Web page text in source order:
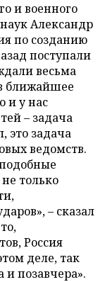
и военного
Александр
по созданию
поступали
весьма
ближайшее
и у нас
– задача
это задача
ведомств.
только
– сказал
Россия
деле, так
и позавчера».